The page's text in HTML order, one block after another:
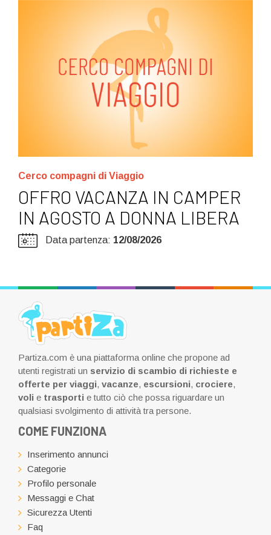
Cerco compagni di Viaggio
OFFRO VACANZA IN CAMPER
IN AGOSTO A DONNA LIBERA
Data partenza: 12/08/2026
Partiza.com è una piattaforma online che propone ad
utenti registrati un servizio di scambio di richieste e
offerte per viaggi, vacanze, escursioni, crociere,
voli e trasporti e tutto ciò che possa riguardare un
qualsiasi svolgimento di attività tra persone.
COME FUNZIONA
Inserimento annunci
Categorie
Profilo personale
Messaggi e Chat
Sicurezza Utenti
Faq